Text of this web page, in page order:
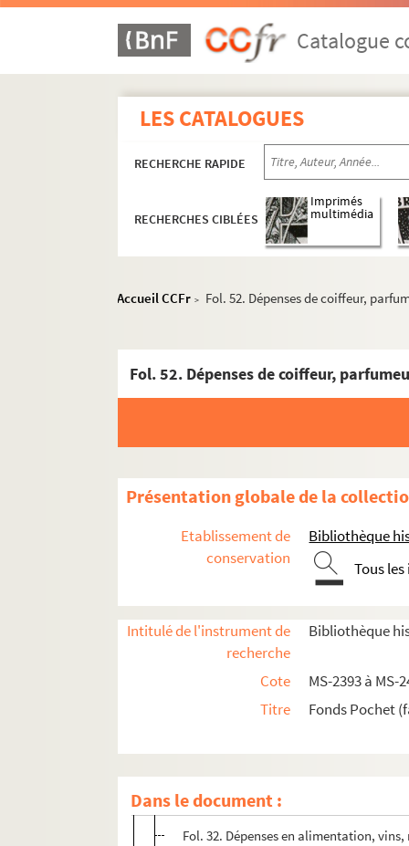
Catalogue
LES CATALOGUES
RECHERCHE RAPIDE
RECHERCHES CIBLÉES
Imprimés
multimédia
Accueil CCFr > Fol. 52. Dépenses de coiffeur,
Fol. 52. Dépenses de coiffeur,
Présentation globale de la
Etablissement de
conservation
Bibliothèque
Tous
Intitulé de l'instrument de
recherche
Bibliothèque
Cote
MS-2393 à MS-
Titre
Fonds Pochet
Dans le document :
Papiers relatifs aux ascendants de Pochet-
4-MS-2398. Papiers de famille de Jean-
4-MS-2399. Papiers de Jean-Baptiste-
4-MS-2400. Succession d'Estelle-
Papiers relatifs au décès de Louis-Jean
Fol. 1. Dépenses d'habillement :
Fol. 24. Dépenses d'horloger, orfèvre
Fol. 32. Dépenses en alimentation,